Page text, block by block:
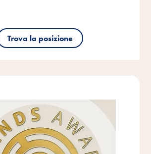
Trova la posizione
Trova la posizione
Trova la posizione